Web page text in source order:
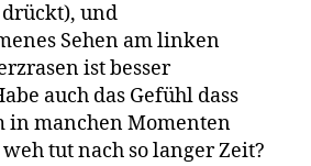
und
Sehen am linken
ist besser
auch das Gefühl dass
in manchen Momenten
tut nach so langer Zeit?